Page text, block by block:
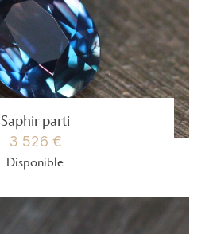
Saphir parti
3 526 €
Disponible